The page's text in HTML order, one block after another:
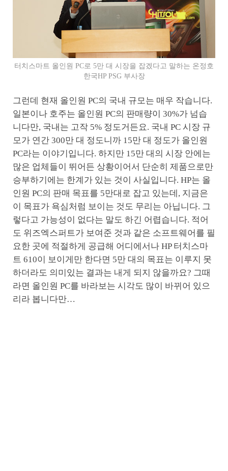
터치스마트 올인원 PC로 5만 대 시장을 잡겠다고 말하는 온정호
한국HP PSG 부사장
그런데 현재 올인원 PC의 국내 규모는 매우 작습니다.
일본이나 호주는 올인원 PC의 판매량이 30%가 넘습
니다만, 국내는 고작 5% 정도거든요. 국내 PC 시장 규
모가 연간 300만 대 정도니까 15만 대 정도가 올인원
PC라는 이야기입니다. 하지만 15만 대의 시장 안에는
많은 업체들이 뛰어든 상황이어서 단순히 제품으로만
승부하기에는 한계가 있는 것이 사실입니다. HP는 올
인원 PC의 판매 목표를 5만대로 잡고 있는데, 지금은
이 목표가 욕심처럼 보이는 것도 무리는 아닙니다. 그
렇다고 가능성이 없다는 말도 하긴 어렵습니다. 적어
도 위즈엑스퍼트가 보여준 것과 같은 소프트웨어를 필
요한 곳에 적절하게 공급해 어디에서나 HP 터치스마
트 610이 보이게만 한다면 5만 대의 목표는 이루지 못
하더라도 의미있는 결과는 내게 되지 않을까요? 그때
라면 올인원 PC를 바라보는 시각도 많이 바뀌어 있으
리라 봅니다만…